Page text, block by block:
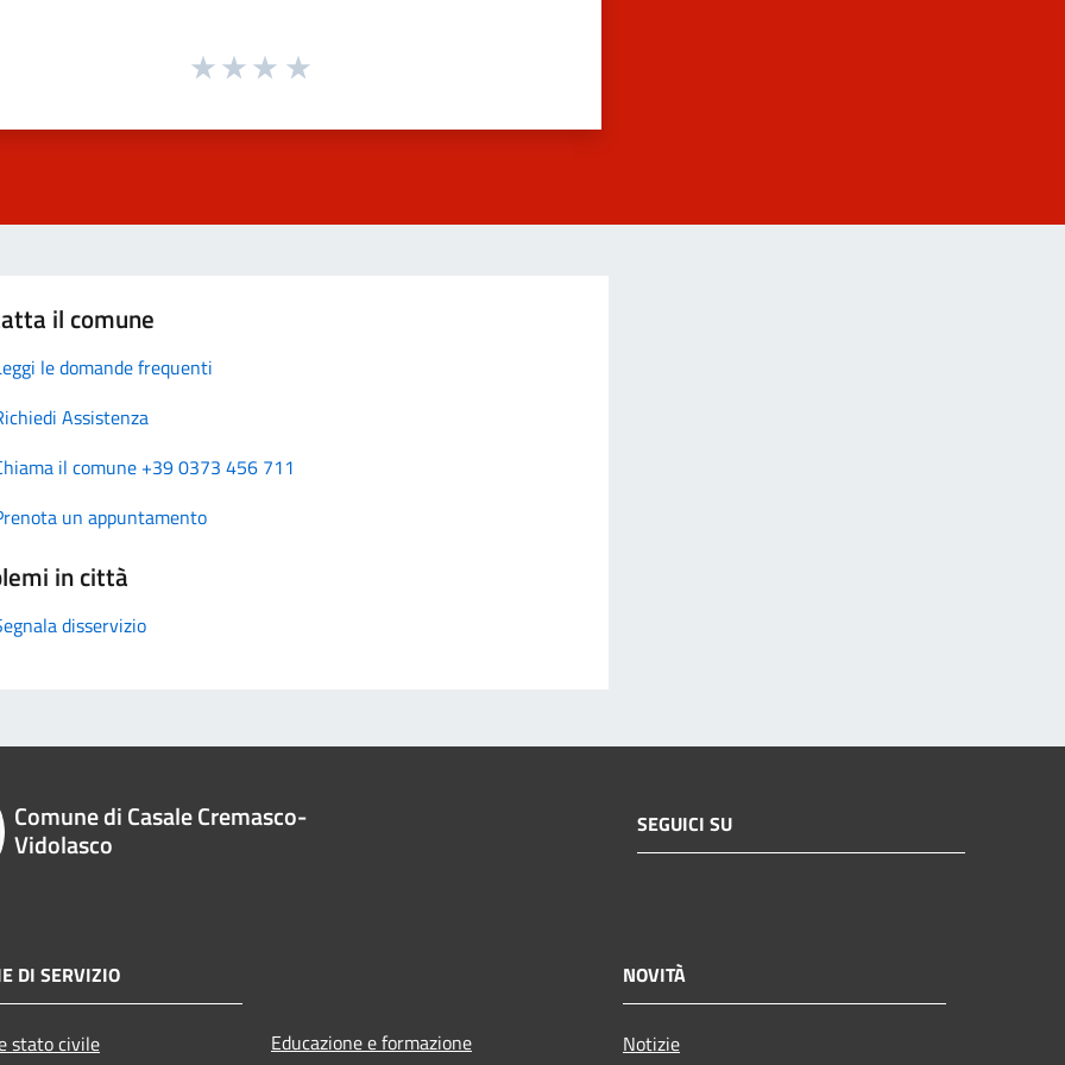
il comune
le domande frequenti
Assistenza
il comune +39 0373 456 711
un appuntamento
in città
disservizio
Comune di Casale Cremasco-
Vidolasco
SEGUICI SU
DI SERVIZIO
stato civile Educazione e formazione
NOVITÀ
Notizie